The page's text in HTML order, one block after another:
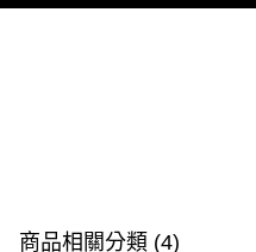
商品相關分類 (4)